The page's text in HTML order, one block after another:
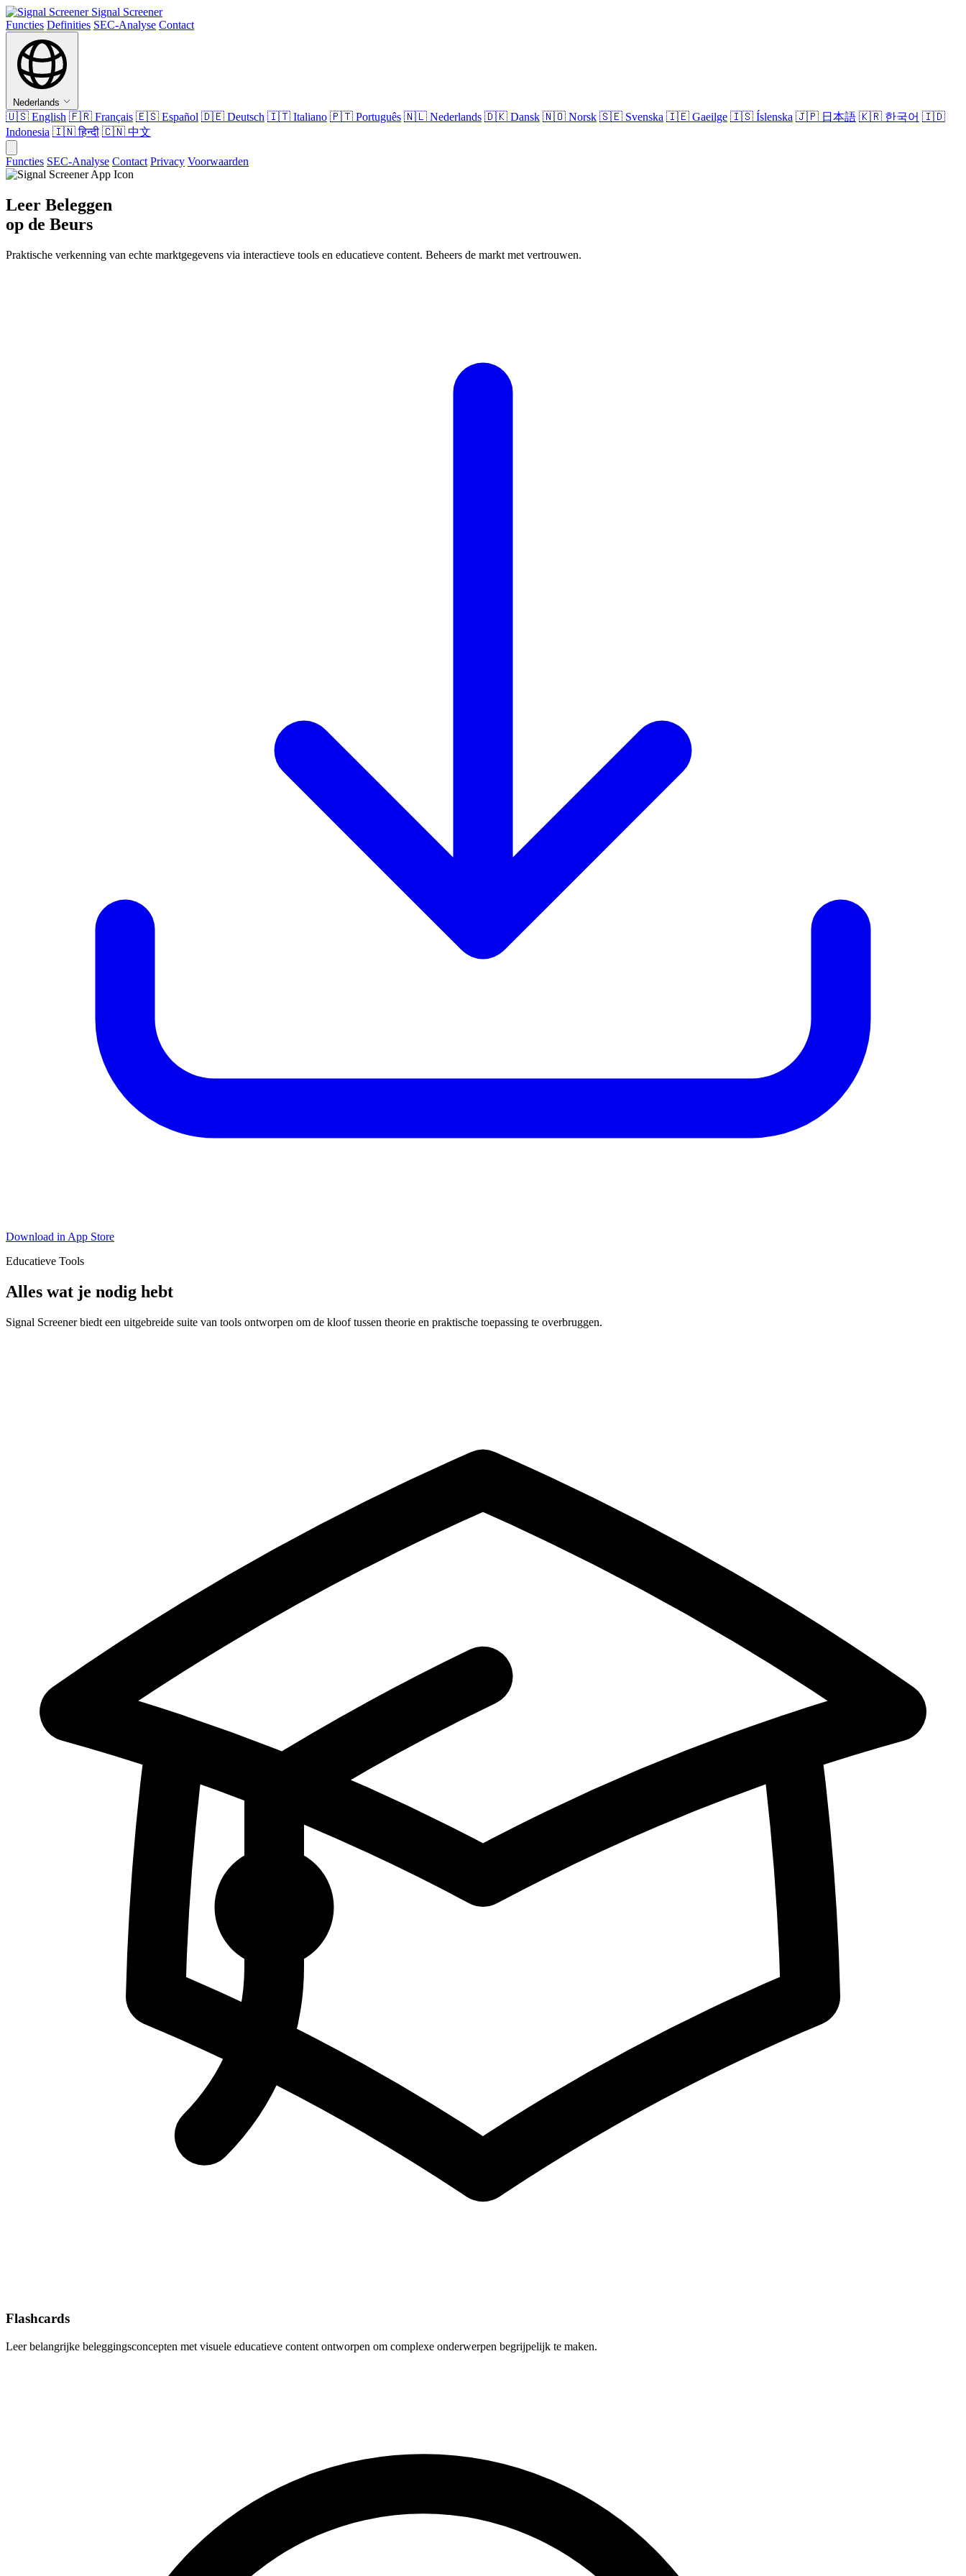
Signal Screener
Functies Definities SEC-Analyse Contact
Nederlands
🇺🇸 English 🇫🇷 Français 🇪🇸 Español 🇩🇪 Deutsch 🇮🇹 Italiano 🇵🇹 Português 🇳🇱 Nederlands 🇩🇰 Dansk 🇳🇴 Norsk 🇸🇪 Svenska 🇮🇪 Gaeilge 🇮🇸 Íslenska 🇯🇵 日本語 🇰🇷 한국어 🇮🇩
Indonesia 🇮🇳हिन्दी 🇨🇳 中文
Functies SEC-Analyse Contact Privacy Voorwaarden
Leer Beleggen
op de Beurs
Praktische verkenning van echte marktgegevens via interactieve tools en educatieve content. Beheers de markt met vertrouwen.
Download in App Store
Educatieve Tools
Alles wat je nodig hebt
Signal Screener biedt een uitgebreide suite van tools ontworpen om de kloof tussen theorie en praktische toepassing te overbruggen.
Flashcards
Leer belangrijke beleggingsconcepten met visuele educatieve content ontworpen om complexe onderwerpen begrijpelijk te maken.